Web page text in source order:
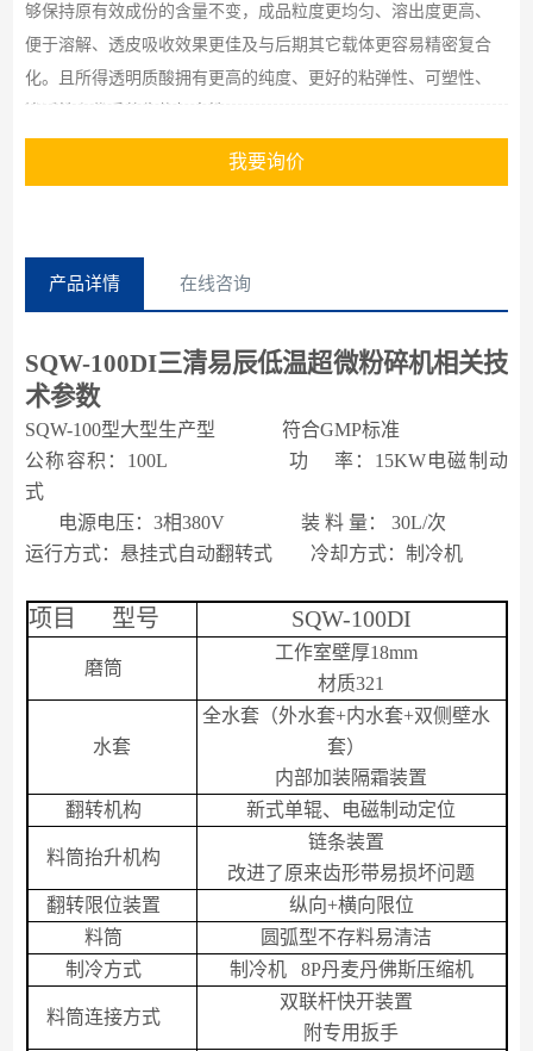
够保持原有效成份的含量不变，成品粒度更均匀、溶出度更高、
便于溶解、透皮吸收效果更佳及与后期其它载体更容易精密复合
化。且所得透明质酸拥有更高的纯度、更好的粘弹性、可塑性、
我要询价
产品详情 在线咨询
SQW-100DI三清易辰低温超微粉碎机相关技
术参数
SQW-100型大型生产型 符合GMP标准
公称容积： 100L 功 率： 1 5KW电磁制动
式
电源电压：3相380V 装 料 量： 30L/次
运行方式：悬挂式自动翻转式
冷却方式：制冷机
项目 型号 SQW-100DI
磨筒
工作室壁厚18mm
材质321
水套
全水套（外水套+内水套+双侧壁水
套）
内部加装隔霜装置
翻转机构
新式单辊、电磁制动定位
料筒抬升机构
链条装置
改进了原来齿形带易损坏问题
翻转限位装置
纵向+横向限位
料筒
圆弧型不存料易清洁
制冷方式
制冷机 8P丹麦丹佛斯压缩机
料筒连接方式
双联杆快开装置
附专用扳手